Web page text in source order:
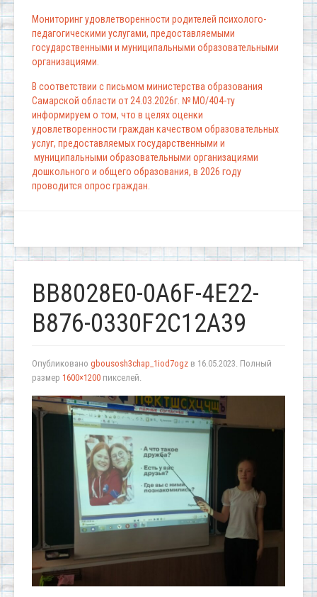
Мониторинг удовлетворенности родителей психолого-
педагогическими услугами, предоставляемыми
государственными и муниципальными образовательными
организациями.
В соответствии с письмом министерства образования
Самарской области от 24.03.2026г. № МО/404-ту
информируем о том, что в целях оценки
удовлетворенности граждан качеством образовательных
услуг, предоставляемых государственными и
муниципальными образовательными организациями
дошкольного и общего образования, в 2026 году
проводится опрос граждан.
BB8028E0-0A6F-4E22-
B876-0330F2C12A39
Опубликовано gbousosh3chap_1iod7ogz в 16.05.2023. Полный
размер 1600×1200 пикселей.